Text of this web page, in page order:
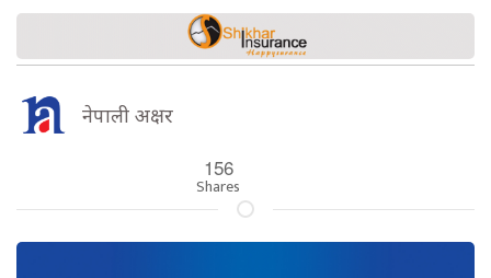
नेपाली अक्षर
156
Shares